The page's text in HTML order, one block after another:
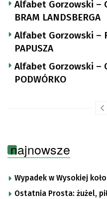
Alfabet Gorzowski –
BRAM LANDSBERGA
Alfabet Gorzowski –
PAPUSZA
Alfabet Gorzowski – C
PODWÓRKO
najnowsze
Wypadek w Wysokiej
Ostatnia Prosta: żużel,